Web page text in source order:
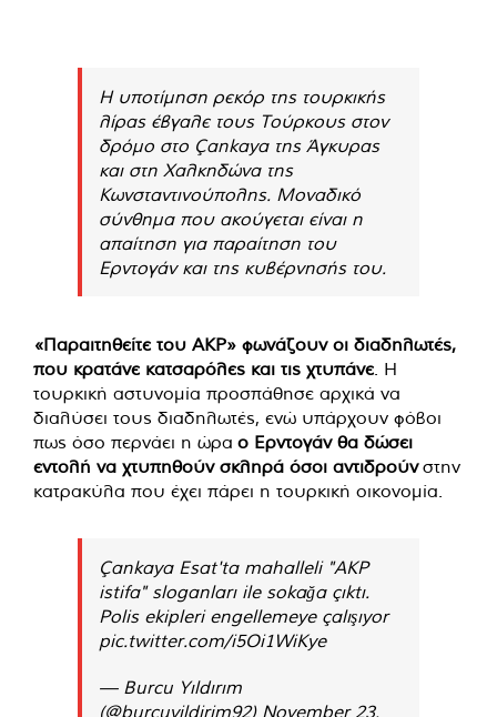
Η υποτίμηση ρεκόρ της τουρκικής
λίρας έβγαλε τους Τούρκους στον
δρόμο στο Çankaya της Άγκυρας
και στη Χαλκηδώνα της
Κωνσταντινούπολης. Μοναδικό
σύνθημα που ακούγεται είναι η
απαίτηση για παραίτηση του
Ερντογάν και της κυβέρνησής του.
«Παραιτηθείτε του AKP» φωνάζουν οι διαδηλωτές,
που κρατάνε κατσαρόλες και τις χτυπάνε. Η
τουρκική αστυνομία προσπάθησε αρχικά να
διαλύσει τους διαδηλωτές, ενώ υπάρχουν φόβοι
πως όσο περνάει η ώρα ο Ερντογάν θα δώσει
εντολή να χτυπηθούν σκληρά όσοι αντιδρούνστην
κατρακύλα που έχει πάρει η τουρκική οικονομία.
Çankaya Esat'ta mahalleli "AKP
istifa" sloganları ile sokağa çıktı.
Polis ekipleri engellemeye çalışıyor
pic.twitter.com/i5Oi1WiKye
— Burcu Yıldırım
(@burcuyildirim92) November 23,